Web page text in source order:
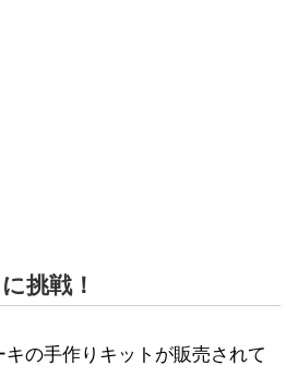
挑戦！
の手作りキットが販売されて